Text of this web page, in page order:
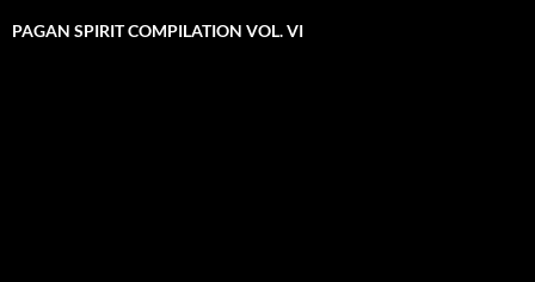
PAGAN SPIRIT COMPILATION VOL. VI